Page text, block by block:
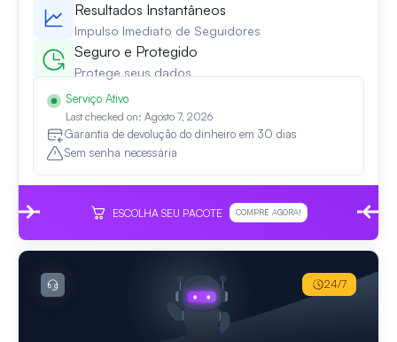
Resultados Instantâneos
Impulso Imediato de Seguidores
Seguro e Protegido
Protege seus dados
Serviço Ativo
Last checked on: Agosto 7, 2026
Garantia de devolução do dinheiro em 30 dias
Sem senha necessária
ESCOLHA SEU PACOTE COMPRE AGORA!
24/7